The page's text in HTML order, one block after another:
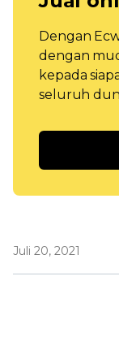
Dengan
dengan
kepada
seluruh
Juli 20, 2021